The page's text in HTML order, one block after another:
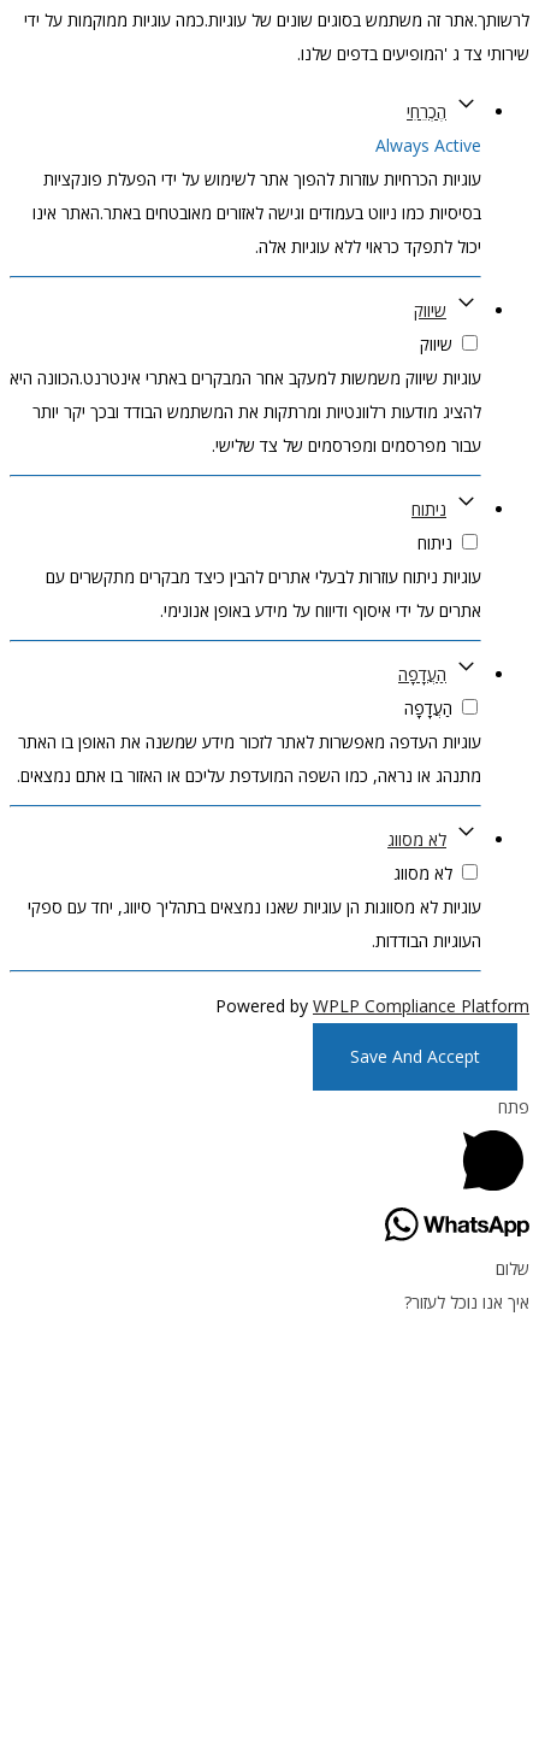
זה משתמש בסוגים שונים של עוגיות.כמה עוגיות ממוקמות על ידי
ג 'המופיעים בדפים שלנו.
הֶכְרֵחִי
Always
הכרחיות עוזרות להפוך אתר לשימוש על ידי הפעלת פונקציות
כמו ניווט בעמודים וגישה לאזורים מאובטחים באתר.האתר אינו
לתפקד כראוי ללא עוגיות אלה.
שיווק
שיווק משמשות למעקב אחר המבקרים באתרי אינטרנט.הכוונה היא
מודעות רלוונטיות ומרתקות את המשתמש הבודד ובכך יקר יותר
מפרסמים ומפרסמים של צד שלישי.
ניתוח
ניתוח עוזרות לבעלי אתרים להבין כיצד מבקרים מתקשרים עם
על ידי איסוף ודיווח על מידע באופן אנונימי.
הַעֲדָפָה
הַעֲדָפָה
העדפה מאפשרות לאתר לזכור מידע שמשנה את האופן בו האתר
או נראה, כמו השפה המועדפת עליכם או האזור בו אתם נמצאים.
לא מסווג
לא מסווג
לא מסווגות הן עוגיות שאנו נמצאים בתהליך סיווג, יחד עם ספקי
הבודדות.
Powered byWPLP Compliance
Save And
לעזור?